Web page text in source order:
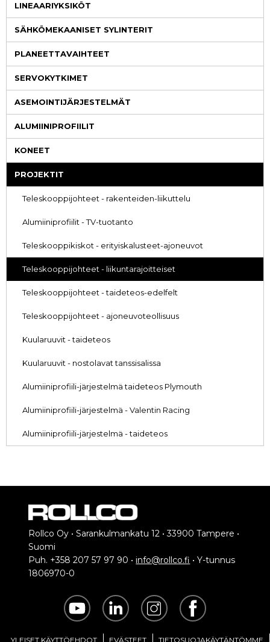
LINEAARIYKSIKÖT
SÄHKÖMEKAANISET SYLINTERIT
PLANEETTAVAIHTEET
SERVOKYTKIMET
ASEMOINTIJÄRJESTELMÄT
ALUMIINIPROFIILIT
KONEET
PROJEKTIT
Teleskooppijohteet - rakenteiden-liikuttelu
Alumiiniprofiilit - TV-tuotanto
Teleskooppikiskot - erityiskalusteet-ajoneuvot
Teleskooppijohteet - liikuntarajoitteiset
Teleskooppijohteet - taideteos-edelfelt
Teleskooppijohteet - ajoneuvoteollisuus
Kuularuuvit - taideteos
Kuularuuvit - nostolavat tanssisalissa
Alumiiniprofiili-järjestelmä taideteos Plymouth
Alumiiniprofiili-järjestelmä - Valentin Racing
Alumiiniprofiili-järjestelmä - taideteos
Rollco Oy • Sarankulmankatu 12 • 33900 Tampere •
Suomi
Puh. +358 207 57 97 90 •info@rollco.fi • Y-tunnus
1806970-0
YLEISET KÄYTTÖEHDOT EVÄSTEET TIETOSUOJAKÄYTÄNTÖMME